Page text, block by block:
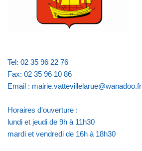
Tel: 02 35 96 22 76
Fax: 02 35 96 10 86
Email : mairie.vattevillelarue@wanadoo.fr
Horaires d'ouverture :
lundi et jeudi de 9h à 11h30
mardi et vendredi de 16h à 18h30